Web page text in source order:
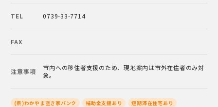
TEL 0739-33-7714
FAX
注意事項
市内への移住者支援のため、現地案内は市外在住者のみ対
象。
(県)わかやま空き家バンク 補助金支援あり
短期滞在住宅あり